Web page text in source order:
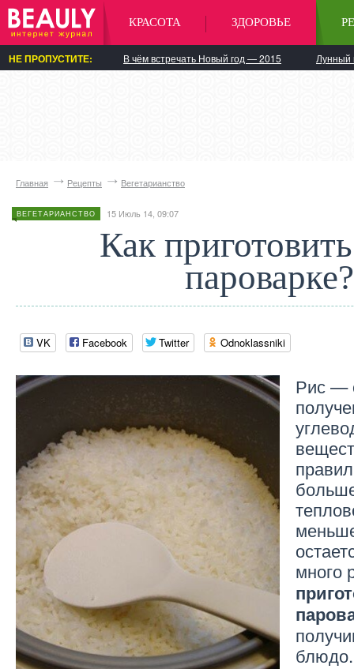
КРАСОТА ЗДОРОВЬЕ
НЕ ПРОПУСТИТЕ: В чём встречать Новый год — 2015 Лунный
Главная Рецепты Вегетарианство
ВЕГЕТАРИАНСТВО 15 Июль 14, 09:07
Как
пароварке?
VK Facebook Twitter Odnoklassniki
Рис —
много
блюдо.